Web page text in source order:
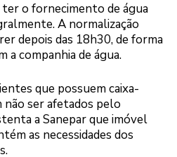
o fornecimento de água
A normalização
depois das 18h30, de forma
a companhia de água.
que possuem caixa-
não ser afetados pelo
a Sanepar que imóvel
as necessidades dos